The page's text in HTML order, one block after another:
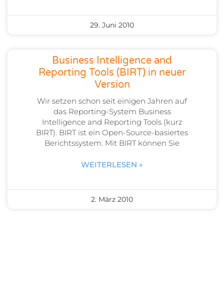
29. Juni 2010
Business Intelligence and
Reporting Tools (BIRT) in neuer
Version
Wir setzen schon seit einigen Jahren auf
das Reporting-System Business
Intelligence and Reporting Tools (kurz
BIRT). BIRT ist ein Open-Source-basiertes
Berichtssystem. Mit BIRT können Sie
WEITERLESEN »
2. März 2010